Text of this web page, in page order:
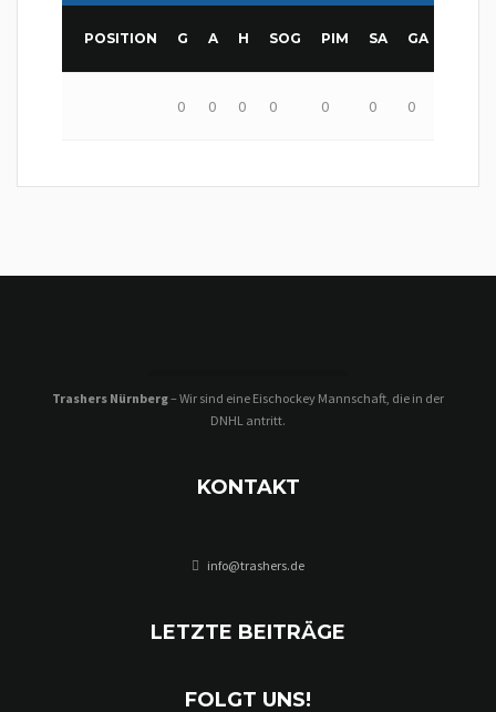
POSITION G A H SOG PIM SA GA
0 0 0 0 0 0 0
Trashers Nürnberg– Wir sind eine Eischockey Mannschaft, die in der
DNHL antritt.
KONTAKT
info@trashers.de
LETZTE BEITRÄGE
FOLGT UNS!